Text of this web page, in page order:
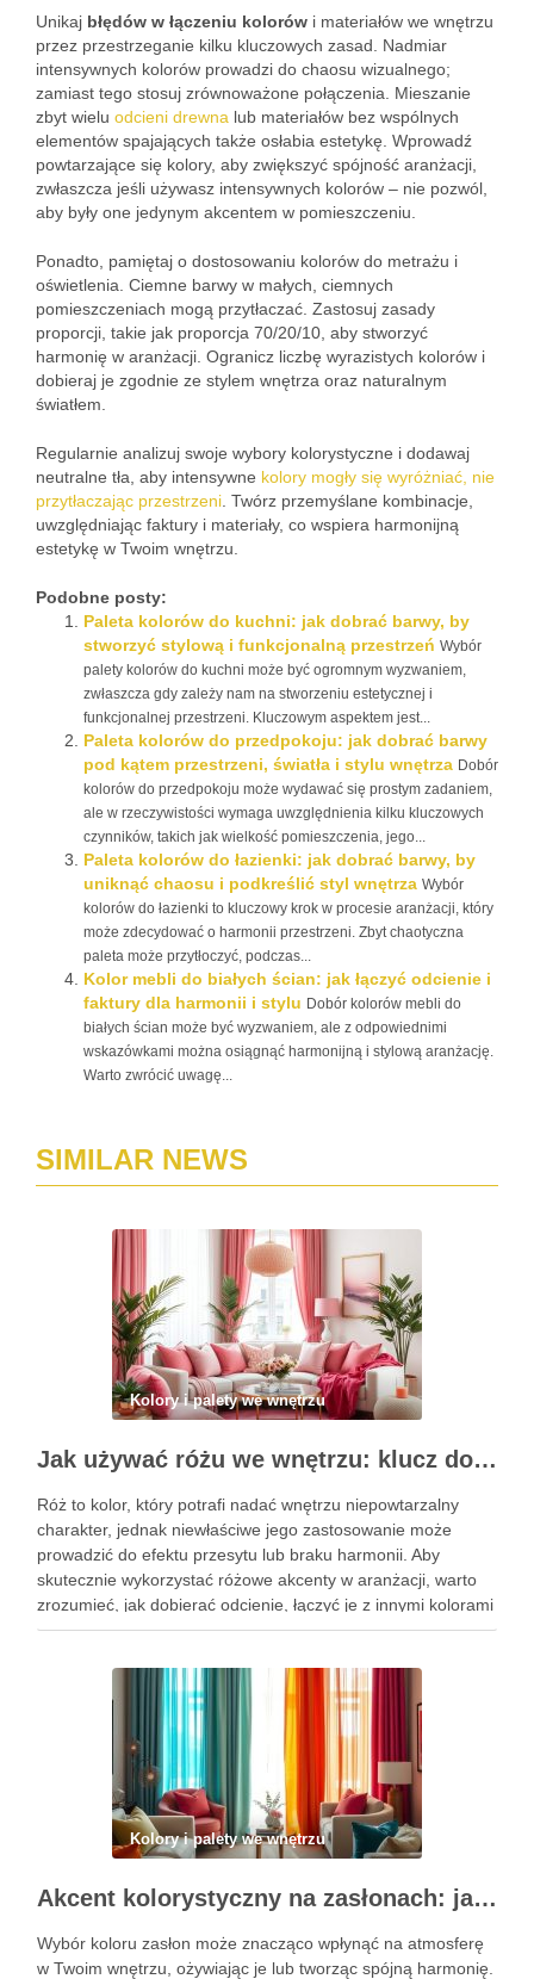
Unikaj błędów w łączeniu kolorów i materiałów we wnętrzu
przez przestrzeganie kilku kluczowych zasad. Nadmiar
intensywnych kolorów prowadzi do chaosu wizualnego;
zamiast tego stosuj zrównoważone połączenia. Mieszanie
zbyt wielu odcieni drewna lub materiałów bez wspólnych
elementów spajających także osłabia estetykę. Wprowadź
powtarzające się kolory, aby zwiększyć spójność aranżacji,
zwłaszcza jeśli używasz intensywnych kolorów – nie pozwól,
aby były one jedynym akcentem w pomieszczeniu.
Ponadto, pamiętaj o dostosowaniu kolorów do metrażu i
oświetlenia. Ciemne barwy w małych, ciemnych
pomieszczeniach mogą przytłaczać. Zastosuj zasady
proporcji, takie jak proporcja 70/20/10, aby stworzyć
harmonię w aranżacji. Ogranicz liczbę wyrazistych kolorów i
dobieraj je zgodnie ze stylem wnętrza oraz naturalnym
światłem.
Regularnie analizuj swoje wybory kolorystyczne i dodawaj
neutralne tła, aby intensywne kolory mogły się wyróżniać, nie
przytłaczając przestrzeni . Twórz przemyślane kombinacje,
uwzględniając faktury i materiały, co wspiera harmonijną
estetykę w Twoim wnętrzu.
Podobne posty:
Paleta kolorów do kuchni: jak dobrać barwy, by
stworzyć stylową i funkcjonalną przestrzeń Wybór
palety kolorów do kuchni może być ogromnym wyzwaniem,
zwłaszcza gdy zależy nam na stworzeniu estetycznej i
funkcjonalnej przestrzeni. Kluczowym aspektem jest...
Paleta kolorów do przedpokoju: jak dobrać barwy
pod kątem przestrzeni, światła i stylu wnętrza Dobór
kolorów do przedpokoju może wydawać się prostym zadaniem,
ale w rzeczywistości wymaga uwzględnienia kilku kluczowych
czynników, takich jak wielkość pomieszczenia, jego...
Paleta kolorów do łazienki: jak dobrać barwy, by
uniknąć chaosu i podkreślić styl wnętrza Wybór
kolorów do łazienki to kluczowy krok w procesie aranżacji, który
może zdecydować o harmonii przestrzeni. Zbyt chaotyczna
paleta może przytłoczyć, podczas...
Kolor mebli do białych ścian: jak łączyć odcienie i
faktury dla harmonii i stylu Dobór kolorów mebli do
białych ścian może być wyzwaniem, ale z odpowiednimi
wskazówkami można osiągnąć harmonijną i stylową aranżację.
Warto zwrócić uwagę...
SIMILAR NEWS
Kolory i palety we wnętrzu
Jak używać różu we wnętrzu: klucz do stylowych akcentów i harmonii kolorystycznej
Róż to kolor, który potrafi nadać wnętrzu niepowtarzalny
charakter, jednak niewłaściwe jego zastosowanie może
prowadzić do efektu przesytu lub braku harmonii. Aby
skutecznie wykorzystać różowe akcenty w aranżacji, warto
zrozumieć, jak dobierać odcienie, łączyć je z innymi kolorami
oraz wybierać odpowiednie materiały. Dzięki tym
Kolory i palety we wnętrzu
Akcent kolorystyczny na zasłonach: jak dobrać barwę, która ożywi i zharmonizuje wnętrze
Wybór koloru zasłon może znacząco wpłynąć na atmosferę
w Twoim wnętrzu, ożywiając je lub tworząc spójną harmonię.